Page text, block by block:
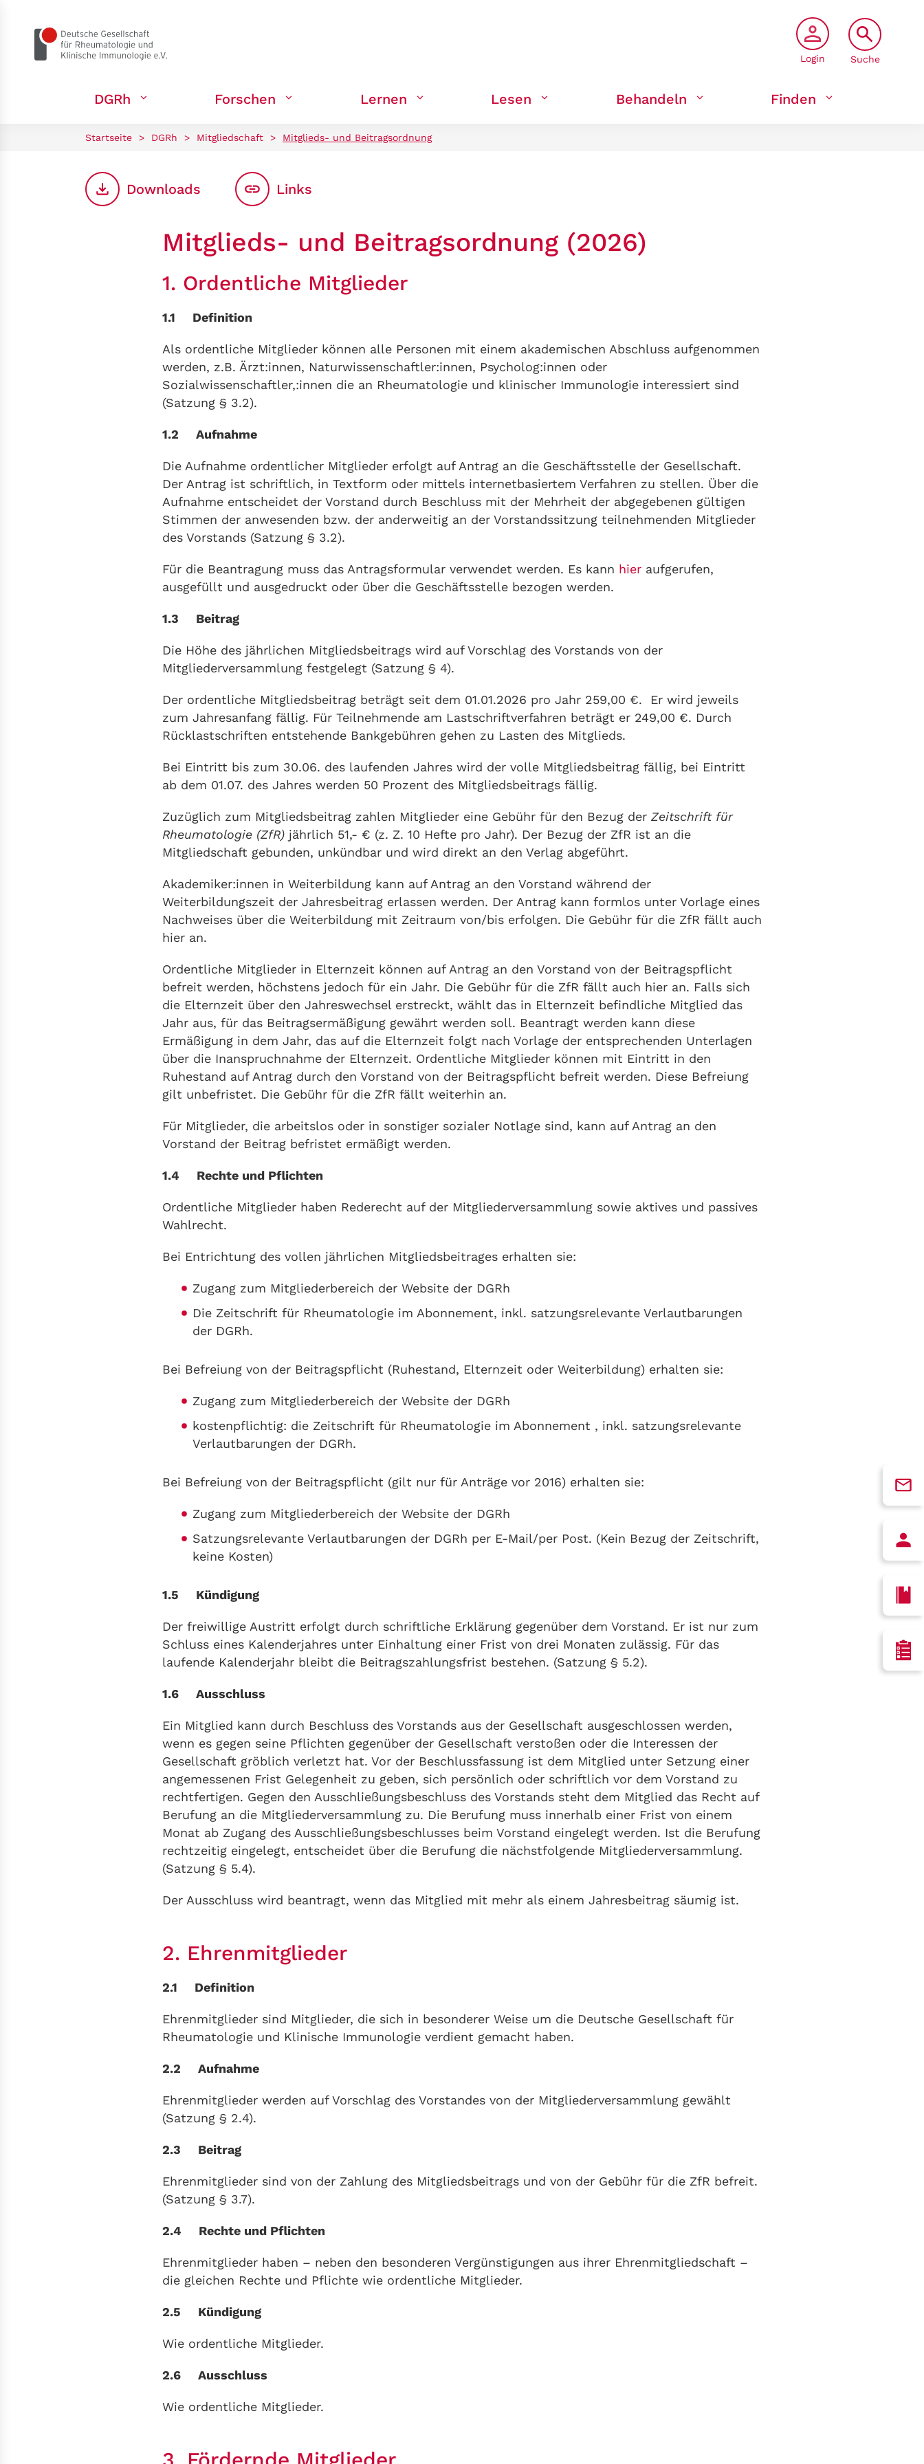
Suche
Login
DGRh Forschen Lernen Lesen Behandeln Finden
Startseite > DGRh > Mitgliedschaft > Mitglieds- und Beitragsordnung
Mitglieds- und Beitragsordnung (2026)
1. Ordentliche Mitglieder
1.1 Definition
Als ordentliche Mitglieder können alle Personen mit einem akademischen Abschluss aufgenommen
werden, z.B. Ärzt:innen, Naturwissenschaftler:innen, Psycholog:innen oder
Sozialwissenschaftler,:innen die an Rheumatologie und klinischer Immunologie interessiert sind
(Satzung § 3.2).
1.2 Aufnahme
Die Aufnahme ordentlicher Mitglieder erfolgt auf Antrag an die Geschäftsstelle der Gesellschaft.
Der Antrag ist schriftlich, in Textform oder mittels internetbasiertem Verfahren zu stellen. Über die
Aufnahme entscheidet der Vorstand durch Beschluss mit der Mehrheit der abgegebenen gültigen
Stimmen der anwesenden bzw. der anderweitig an der Vorstandssitzung teilnehmenden Mitglieder
des Vorstands (Satzung § 3.2).
Für die Beantragung muss das Antragsformular verwendet werden. Es kann hier aufgerufen,
ausgefüllt und ausgedruckt oder über die Geschäftsstelle bezogen werden.
1.3 Beitrag
Die Höhe des jährlichen Mitgliedsbeitrags wird auf Vorschlag des Vorstands von der
Mitgliederversammlung festgelegt (Satzung § 4).
Der ordentliche Mitgliedsbeitrag beträgt seit dem 01.01.2026 pro Jahr 259,00 €. Er wird jeweils
zum Jahresanfang fällig. Für Teilnehmende am Lastschriftverfahren beträgt er 249,00 €. Durch
Rücklastschriften entstehende Bankgebühren gehen zu Lasten des Mitglieds.
Bei Eintritt bis zum 30.06. des laufenden Jahres wird der volle Mitgliedsbeitrag fällig, bei Eintritt
ab dem 01.07. des Jahres werden 50 Prozent des Mitgliedsbeitrags fällig.
Zuzüglich zum Mitgliedsbeitrag zahlen Mitglieder eine Gebühr für den Bezug der Zeitschrift für
Rheumatologie (ZfR) jährlich 51,- € (z. Z. 10 Hefte pro Jahr). Der Bezug der ZfR ist an die
Mitgliedschaft gebunden, unkündbar und wird direkt an den Verlag abgeführt.
Akademiker:innen in Weiterbildung kann auf Antrag an den Vorstand während der
Weiterbildungszeit der Jahresbeitrag erlassen werden. Der Antrag kann formlos unter Vorlage eines
Nachweises über die Weiterbildung mit Zeitraum von/bis erfolgen. Die Gebühr für die ZfR fällt auch
hier an.
Ordentliche Mitglieder in Elternzeit können auf Antrag an den Vorstand von der Beitragspflicht
befreit werden, höchstens jedoch für ein Jahr. Die Gebühr für die ZfR fällt auch hier an. Falls sich
die Elternzeit über den Jahreswechsel erstreckt, wählt das in Elternzeit befindliche Mitglied das
Jahr aus, für das Beitragsermäßigung gewährt werden soll. Beantragt werden kann diese
Ermäßigung in dem Jahr, das auf die Elternzeit folgt nach Vorlage der entsprechenden Unterlagen
über die Inanspruchnahme der Elternzeit. Ordentliche Mitglieder können mit Eintritt in den
Ruhestand auf Antrag durch den Vorstand von der Beitragspflicht befreit werden. Diese Befreiung
gilt unbefristet. Die Gebühr für die ZfR fällt weiterhin an.
Für Mitglieder, die arbeitslos oder in sonstiger sozialer Notlage sind, kann auf Antrag an den
Vorstand der Beitrag befristet ermäßigt werden.
1.4 Rechte und Pflichten
Ordentliche Mitglieder haben Rederecht auf der Mitgliederversammlung sowie aktives und passives
Wahlrecht.
Bei Entrichtung des vollen jährlichen Mitgliedsbeitrages erhalten sie:
Zugang zum Mitgliederbereich der Website der DGRh
Die Zeitschrift für Rheumatologie im Abonnement, inkl. satzungsrelevante Verlautbarungen
der DGRh.
Bei Befreiung von der Beitragspflicht (Ruhestand, Elternzeit oder Weiterbildung) erhalten sie:
Zugang zum Mitgliederbereich der Website der DGRh
kostenpflichtig: die Zeitschrift für Rheumatologie im Abonnement , inkl. satzungsrelevante
Verlautbarungen der DGRh.
Bei Befreiung von der Beitragspflicht (gilt nur für Anträge vor 2016) erhalten sie:
Zugang zum Mitgliederbereich der Website der DGRh
Satzungsrelevante Verlautbarungen der DGRh per E-Mail/per Post. (Kein Bezug der Zeitschrift,
keine Kosten)
1.5 Kündigung
Der freiwillige Austritt erfolgt durch schriftliche Erklärung gegenüber dem Vorstand. Er ist nur zum
Schluss eines Kalenderjahres unter Einhaltung einer Frist von drei Monaten zulässig. Für das
laufende Kalenderjahr bleibt die Beitragszahlungsfrist bestehen. (Satzung § 5.2).
1.6 Ausschluss
Ein Mitglied kann durch Beschluss des Vorstands aus der Gesellschaft ausgeschlossen werden,
wenn es gegen seine Pflichten gegenüber der Gesellschaft verstoßen oder die Interessen der
Gesellschaft gröblich verletzt hat. Vor der Beschlussfassung ist dem Mitglied unter Setzung einer
angemessenen Frist Gelegenheit zu geben, sich persönlich oder schriftlich vor dem Vorstand zu
rechtfertigen. Gegen den Ausschließungsbeschluss des Vorstands steht dem Mitglied das Recht auf
Berufung an die Mitgliederversammlung zu. Die Berufung muss innerhalb einer Frist von einem
Monat ab Zugang des Ausschließungsbeschlusses beim Vorstand eingelegt werden. Ist die Berufung
rechtzeitig eingelegt, entscheidet über die Berufung die nächstfolgende Mitgliederversammlung.
(Satzung § 5.4).
Der Ausschluss wird beantragt, wenn das Mitglied mit mehr als einem Jahresbeitrag säumig ist.
2. Ehrenmitglieder
2.1 Definition
Ehrenmitglieder sind Mitglieder, die sich in besonderer Weise um die Deutsche Gesellschaft für
Rheumatologie und Klinische Immunologie verdient gemacht haben.
2.2 Aufnahme
Ehrenmitglieder werden auf Vorschlag des Vorstandes von der Mitgliederversammlung gewählt
(Satzung § 2.4).
2.3 Beitrag
Ehrenmitglieder sind von der Zahlung des Mitgliedsbeitrags und von der Gebühr für die ZfR befreit.
(Satzung § 3.7).
2.4 Rechte und Pflichten
Ehrenmitglieder haben – neben den besonderen Vergünstigungen aus ihrer Ehrenmitgliedschaft –
die gleichen Rechte und Pflichte wie ordentliche Mitglieder.
2.5 Kündigung
Wie ordentliche Mitglieder.
2.6 Ausschluss
Wie ordentliche Mitglieder.
Downloads Links